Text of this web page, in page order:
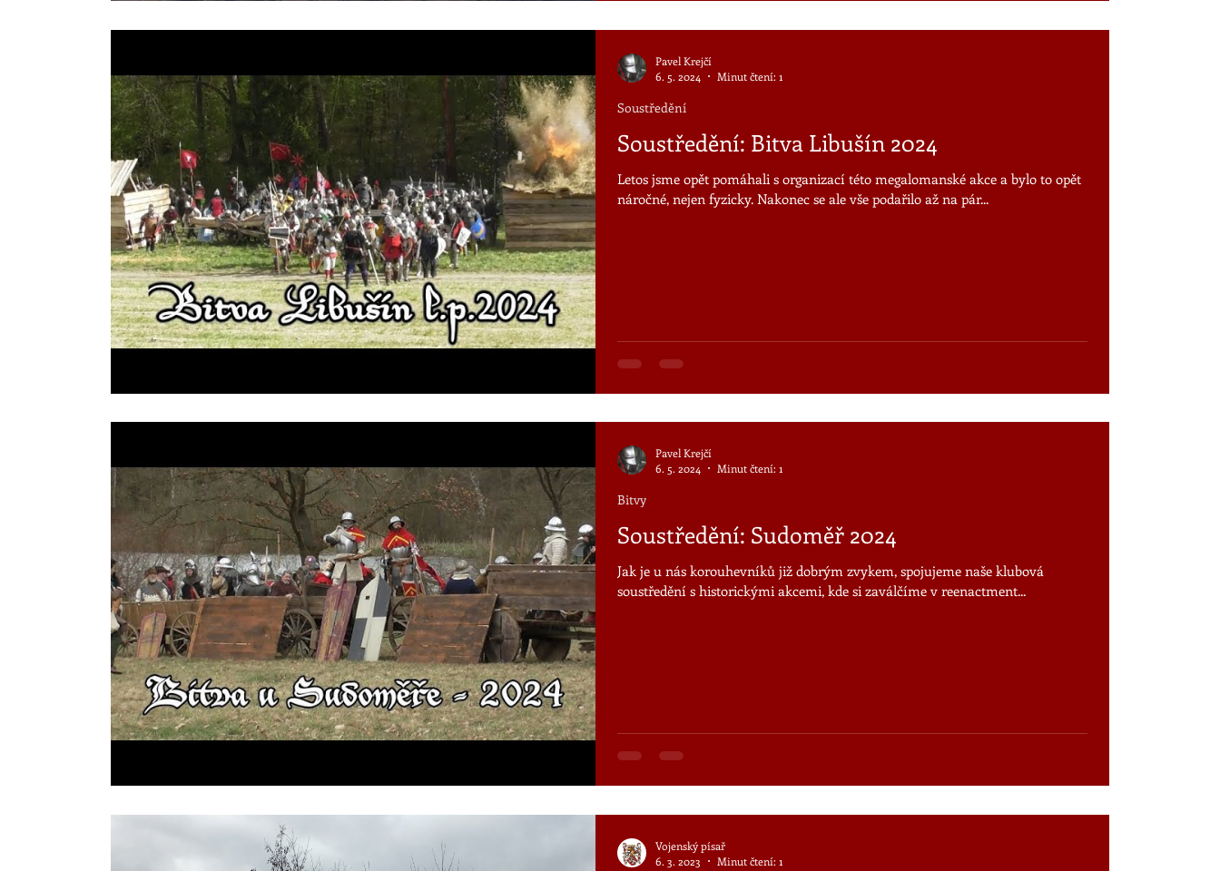
Soustředění: Bitva Libušín 2024
Letos jsme opět pomáhali s organizací této megalomanské akce a bylo to opět
náročné, nejen fyzicky. Nakonec se ale vše podařilo až na pár...
Soustředění
Pavel Krejčí
6. 5. 2024
Minut čtení: 1
Soustředění: Sudoměř 2024
Jak je u nás korouhevníků již dobrým zvykem, spojujeme naše klubová
soustředění s historickými akcemi, kde si zaválčíme v reenactment...
Bitvy
Pavel Krejčí
6. 5. 2024
Minut čtení: 1
Vojenský písař
6. 3. 2023
Minut čtení: 1